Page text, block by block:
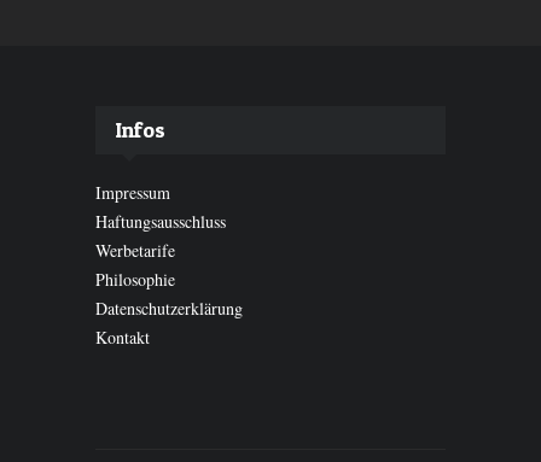
Infos
Impressum
Haftungsausschluss
Werbetarife
Philosophie
Datenschutzerklärung
Kontakt